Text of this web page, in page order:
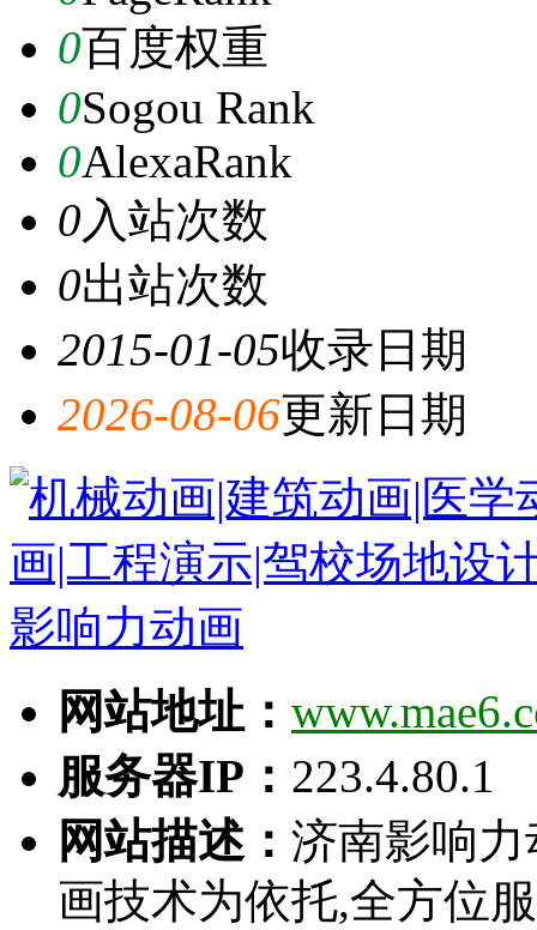
0百度权重
0Sogou Rank
0AlexaRank
0入站次数
0出站次数
2015-01-05收录日期
2026-08-06更新日期
网站地址：
服务器IP： 223.4.80.1
网站描述： 济南影响
画技术为依托,全方位